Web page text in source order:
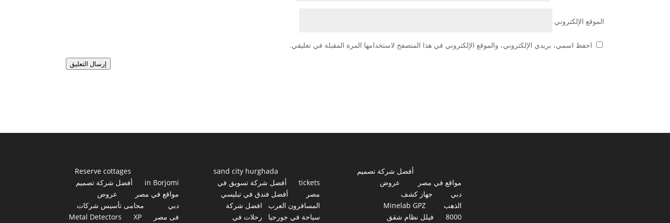
الموقع الإلكتروني
احفظ اسمي، بريدي الإلكتروني، والموقع الإلكتروني في هذا المتصفح لاستخدامها المرة المقبلة في تعليقي.
إرسال التعليق
Reserve cottages
in Borjomi
أفضل شركة تصميم
مواقع في مصر
عروض
دبي
محامى تأسيس شركات
فى مصر
Metal Detectors XP
sand city hurghada
tickets
أفضل شركة تسويق في
مصر
أفضل فندق في تبليسي
المسافرون العرب
افضل شركة
سياحة في جورجيا
رحلات في
أفضل شركة تصميم
مواقع في مصر
عروض
دبي
جهاز كشف
الذهب
Minelab GPZ
8000
فيلل نظام شقق